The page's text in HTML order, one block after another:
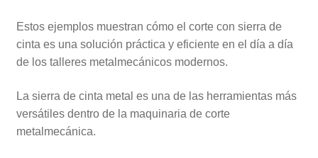
Estos ejemplos muestran cómo el corte con sierra de
cinta es una solución práctica y eficiente en el día a día
de los talleres metalmecánicos modernos.
La sierra de cinta metal es una de las herramientas más
versátiles dentro de la maquinaria de corte
metalmecánica.